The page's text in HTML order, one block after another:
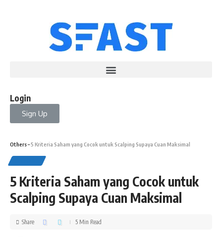
Login
Sign Up
Others–5 Kriteria Saham yang Cocok untuk Scalping Supaya Cuan Maksimal
5 Kriteria Saham yang Cocok untuk
Scalping Supaya Cuan Maksimal
Share 5 Min Read